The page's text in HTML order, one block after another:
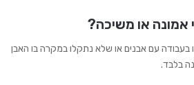
אמונה או משיכה?
עם אבנים או שלא נתקלו במקרה בו האבן
בלבד.